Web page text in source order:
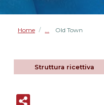
Home / Old Town
Struttura ricettiva